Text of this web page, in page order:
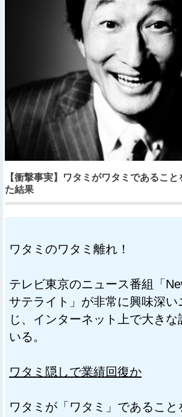
【衝撃事実】ワタミがワタミであるこ
た結果
ワタミのワタミ離れ！
テレビ東京のニュース番組「
サテライト」が非常に興味深い
じ、インターネット上で大きな
いる。
ワタミ隠しで業績回復か
ワタミが「ワタミ」であること